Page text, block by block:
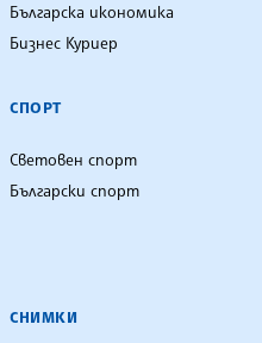
Българска икономика
Бизнес Куриер
СПОРТ
Световен спорт
Български спорт
СНИМКИ